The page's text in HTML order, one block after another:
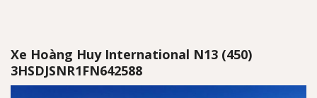
Xe Hoàng Huy International N13 (450)
3HSDJSNR1FN642588